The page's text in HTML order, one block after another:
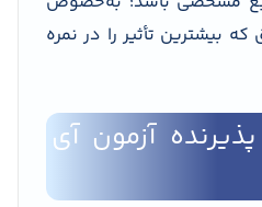
بیشترین تأثیر را در نمره
آزمون آی